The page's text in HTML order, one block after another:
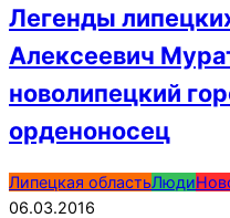
Легенды
Алексеевич
новолипецкий
орденоносец
2016-
03-
Липецкая областьЛюди
06.03.2016